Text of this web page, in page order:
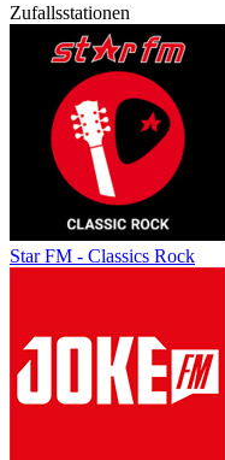
Zufallsstationen
Star FM - Classics Rock